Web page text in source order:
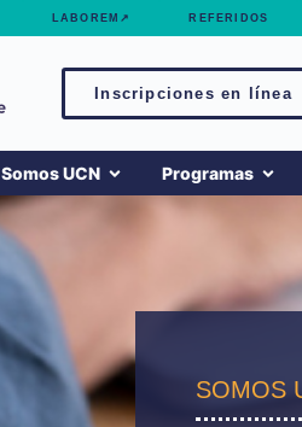
LABOREM↗ REFERIDOS
Inscripciones en línea
Somos UCN Programas
SOMOS